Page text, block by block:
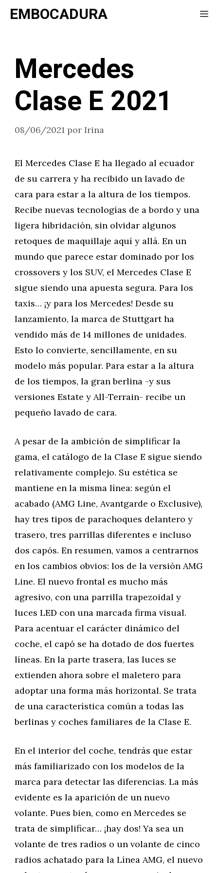
SaltarEMBOCADURA
Mercedes
Clase E 2021
08/06/2021 por Irina
El Mercedes Clase E ha llegado al ecuador
de su carrera y ha recibido un lavado de
cara para estar a la altura de los tiempos.
Recibe nuevas tecnologías de a bordo y una
ligera hibridación, sin olvidar algunos
retoques de maquillaje aquí y allá. En un
mundo que parece estar dominado por los
crossovers y los SUV, el Mercedes Clase E
sigue siendo una apuesta segura. Para los
taxis… ¡y para los Mercedes! Desde su
lanzamiento, la marca de Stuttgart ha
vendido más de 14 millones de unidades.
Esto lo convierte, sencillamente, en su
modelo más popular. Para estar a la altura
de los tiempos, la gran berlina -y sus
versiones Estate y All-Terrain- recibe un
pequeño lavado de cara.
A pesar de la ambición de simplificar la
gama, el catálogo de la Clase E sigue siendo
relativamente complejo. Su estética se
mantiene en la misma línea: según el
acabado (AMG Line, Avantgarde o Exclusive),
hay tres tipos de parachoques delantero y
trasero, tres parrillas diferentes e incluso
dos capós. En resumen, vamos a centrarnos
en los cambios obvios: los de la versión AMG
Line. El nuevo frontal es mucho más
agresivo, con una parrilla trapezoidal y
luces LED con una marcada firma visual.
Para acentuar el carácter dinámico del
coche, el capó se ha dotado de dos fuertes
líneas. En la parte trasera, las luces se
extienden ahora sobre el maletero para
adoptar una forma más horizontal. Se trata
de una característica común a todas las
berlinas y coches familiares de la Clase E.
En el interior del coche, tendrás que estar
más familiarizado con los modelos de la
marca para detectar las diferencias. La más
evidente es la aparición de un nuevo
volante. Pues bien, como en Mercedes se
trata de simplificar… ¡hay dos! Ya sea un
volante de tres radios o un volante de cinco
radios achatado para la Línea AMG, el nuevo